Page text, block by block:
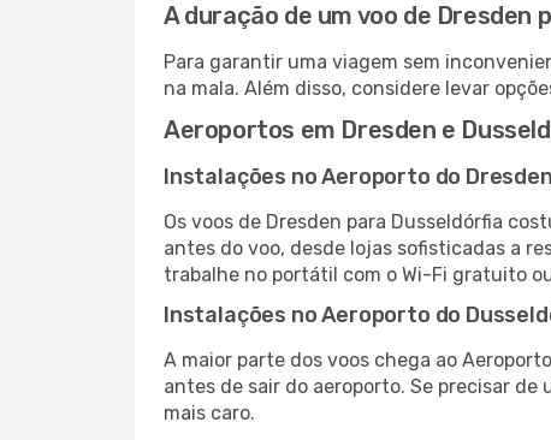
A duração de um voo de Dresden
Para garantir uma viagem sem
na mala. Além disso, considere levar
Aeroportos em Dresden e
Instalações no Aeroporto do Dresden
Os voos de Dresden para Dusseldórfia
antes do voo, desde lojas sofisticadas a
trabalhe no portátil com o Wi-Fi gratuito
Instalações no Aeroporto do
A maior parte dos voos chega ao
antes de sair do aeroporto. Se precisar
mais caro.